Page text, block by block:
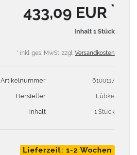
433,09 EUR *
Inhalt 1 Stück
* inkl. ges. MwSt. zzgl. Versandkosten
Artikelnummer 6100117
Hersteller Lübke
Inhalt 1 Stück
Lieferzeit: 1-2 Wochen